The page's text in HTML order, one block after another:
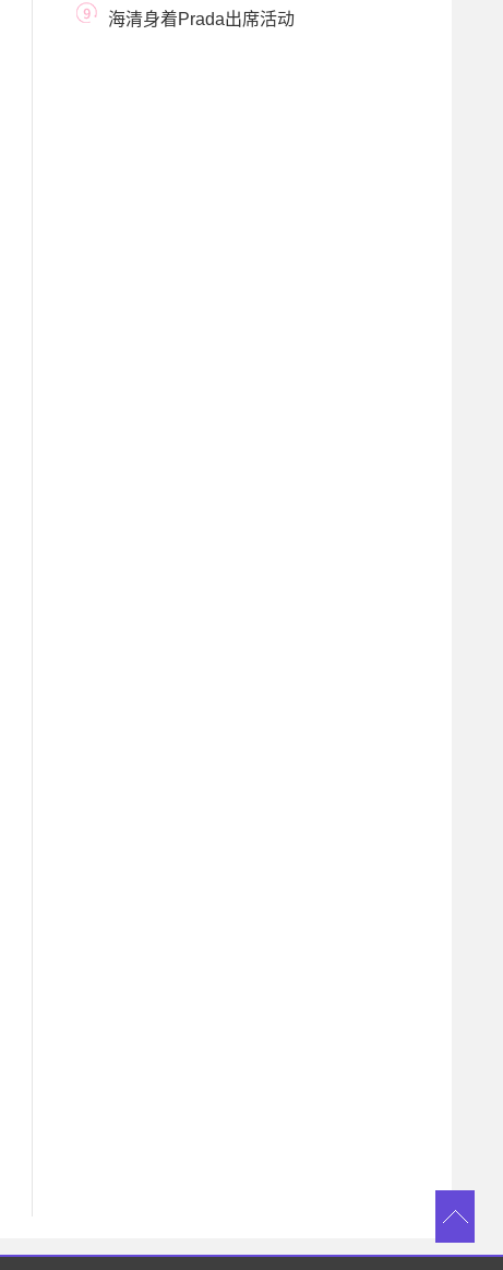
DYNASTY系列
海清身着Prada出席活动